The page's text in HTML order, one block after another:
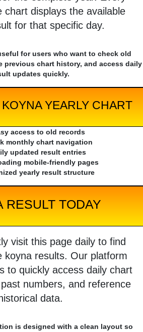
chart displays the available
for that specific day.
for users who want to check old
previous chart history, and access daily
updates quickly.
YEARLY CHART
access to old records
monthly chart navigation
updated result entries
mobile-friendly pages
yearly result structure
RESULT TODAY
visit this page daily to find
koyna results. Our platform
to quickly access daily chart
numbers, and reference
historical data.
is designed with a clean layout so